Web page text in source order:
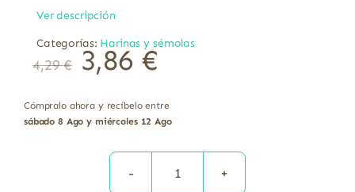
Ver descripción
Categorías: Harinas y sémolas
4,29€ 3,86 €
Cómpralo ahora y recíbelo entre
sábado 8 Ago y miércoles 12 Ago
Harina